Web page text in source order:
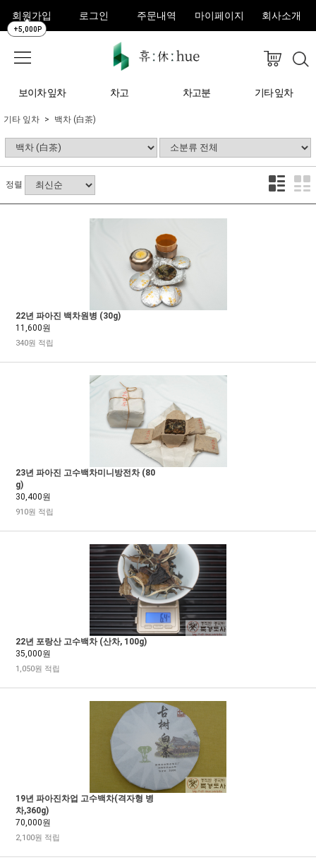
회원가입
+5,000P
로그인 주문내역 마이페이지 회사소개
보이차 잎차 차고 차고분 기타 잎차
기타 잎차 백차 (白茶)
정렬
22년 파아진 백차원병 (30g)
11,600원
340원 적립
23년 파아진 고수백차미니방전차 (80
g)
30,400원
910원 적립
22년 포랑산 고수백차 (산차, 100g)
35,000원
1,050원 적립
19년 파아진차업 고수백차(격자형 병
차,360g)
70,000원
2,100원 적립